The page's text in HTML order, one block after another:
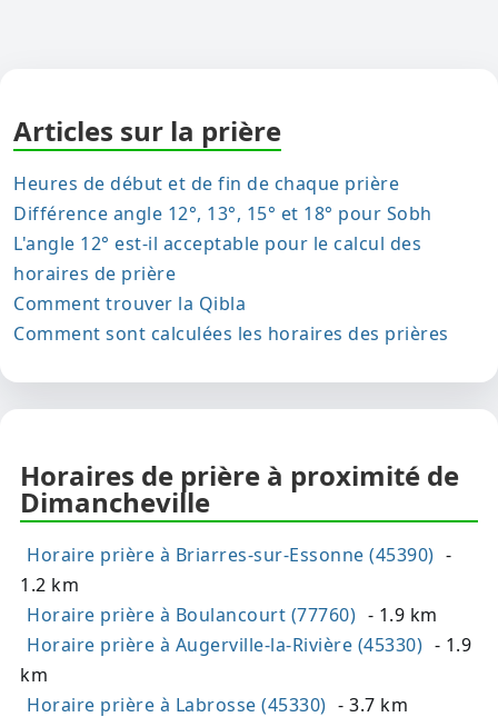
Articles sur la prière
Heures de début et de fin de chaque prière
Différence angle 12°, 13°, 15° et 18° pour Sobh
L'angle 12° est-il acceptable pour le calcul des
horaires de prière
Comment trouver la Qibla
Comment sont calculées les horaires des prières
Horaires de prière à proximité de
Dimancheville
Horaire prière à Briarres-sur-Essonne (45390) -
1.2 km
Horaire prière à Boulancourt (77760) - 1.9 km
Horaire prière à Augerville-la-Rivière (45330) - 1.9
km
Horaire prière à Labrosse (45330) - 3.7 km